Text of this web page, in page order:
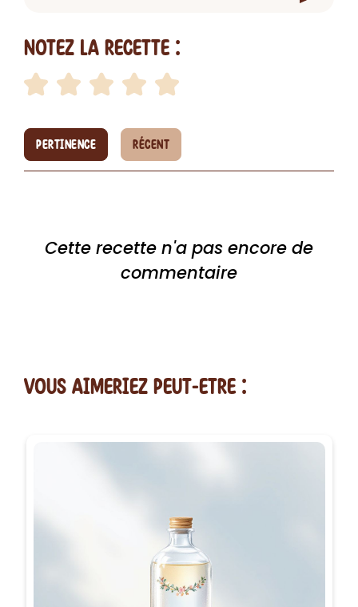
Notez la recette :
PERTINENCE RÉCENT
Cette recette n'a pas encore de
commentaire
vous AIMERiEZ PEUT-ETRE :